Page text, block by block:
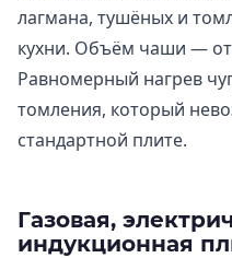
лагмана, тушёных и
кухни. Объём чаши — от
Равномерный нагрев
томления, который
стандартной плите.
Газовая,
индукционная